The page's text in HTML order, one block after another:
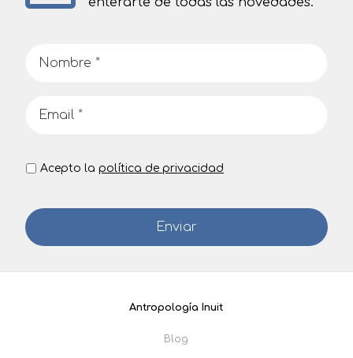
Acepto la política de privacidad
Antropología Inuit
Blog